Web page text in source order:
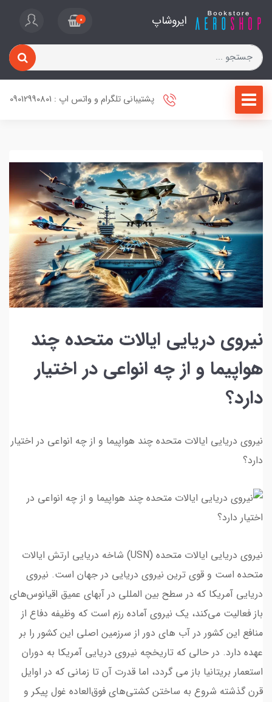
ایروشاپ 0
پشتیبانی تلگرام و واتس اپ : 09012990801
نیروی دریایی ایالات متحده چند
هواپیما و از چه انواعی در اختیار
دارد؟
نیروی دریایی ایالات متحده چند هواپیما و از چه انواعی در اختیار
دارد؟
نیروی دریایی ایالات متحده (USN) شاخه دریایی ارتش ایالات
متحده است و قوی ترین نیروی دریایی در جهان است. نیروی
دریایی آمریکا که در سطح بین المللی در آبهای عمیق اقیانوس‌های
باز فعالیت می‌کند، یک نیروی آماده رزم است که وظیفه دفاع از
منافع این کشور در آب های دور از سرزمین اصلی این کشور را بر
عهده دارد. در حالی که تاریخچه نیروی دریایی آمریکا به دوران
استعمار بریتانیا باز می گردد، اما قدرت آن تا زمانی که در اوایل
قرن گذشته شروع به ساختن کشتی‌های فوق‌العاده غول پیکر و